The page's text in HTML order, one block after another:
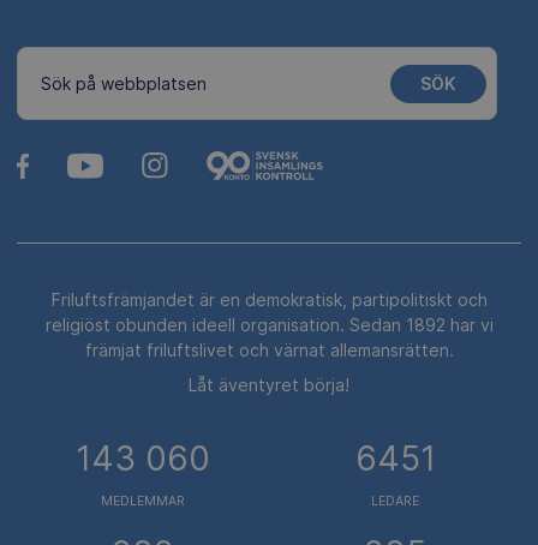
Sök på webbplatsen SÖK
Friluftsfrämjandet är en demokratisk, partipolitiskt och
religiöst obunden ideell organisation. Sedan 1892 har vi
främjat friluftslivet och värnat allemansrätten.
Låt äventyret börja!
143 060
MEDLEMMAR
6451
LEDARE